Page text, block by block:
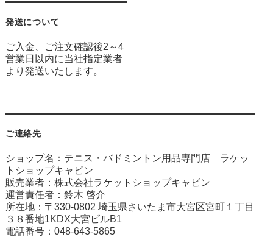
発送について
ご入金、ご注文確認後2～4
営業日以内に当社指定業者
より発送いたします。
ご連絡先
ショップ名：テニス・バドミントン用品専門店 ラケッ
トショップキャビン
販売業者：株式会社ラケットショップキャビン
運営責任者：鈴木 啓介
所在地：〒330-0802 埼玉県さいたま市大宮区宮町１丁目
３８番地1KDX大宮ビルB1
電話番号：048-643-5865